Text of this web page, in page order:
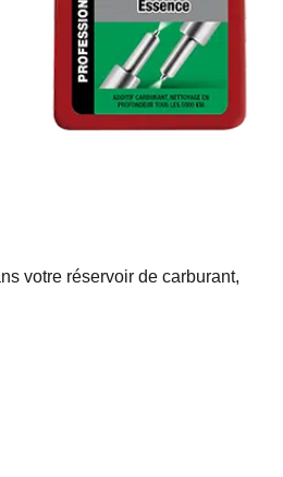
votre réservoir de carburant,